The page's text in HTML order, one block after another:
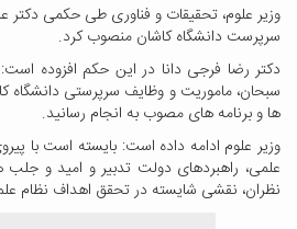
وزیر علوم، تحقیقات و فناوری طی حکمی
سرپرست دانشگاه کاشان منصوب کرد.
دکتر رضا فرجی دانا در این حکم افزوده
سبحان، ماموریت و وظایف سرپرستی دانشگاه
ها و برنامه های مصوب به انجام رسانید.
وزیر علوم ادامه داده است: بایسته است با
علمی، راهبردهای دولت تدبیر و امید و
نظران، نقشی شایسته در تحقق اهداف نظام علم